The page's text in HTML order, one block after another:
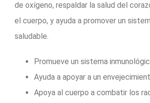
de oxígeno, respaldar la salud del
el cuerpo, y ayuda a promover un
saludable.
Promueve un sistema
Ayuda a apoyar a un
Apoya al cuerpo a combatir los